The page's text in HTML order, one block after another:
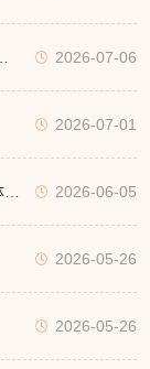
2026-07-06
2026-07-01
2026-06-05
2026-05-26
2026-05-26